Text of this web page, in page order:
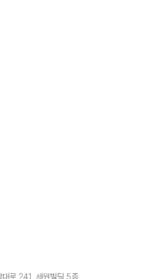
대로 241, 세원빌딩 5층